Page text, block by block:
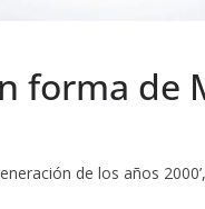
forma de
de los años